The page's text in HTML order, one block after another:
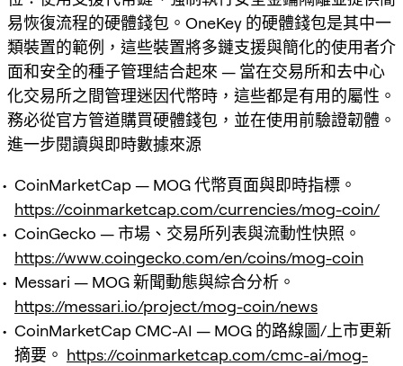
易恢復流程的硬體錢包。OneKey 的硬體錢包是其中一
類裝置的範例，這些裝置將多鏈支援與簡化的使用者介
面和安全的種子管理結合起來 — 當在交易所和去中心
化交易所之間管理迷因代幣時，這些都是有用的屬性。
務必從官方管道購買硬體錢包，並在使用前驗證韌體。
進一步閱讀與即時數據來源
CoinMarketCap — MOG 代幣頁面與即時指標。
https://coinmarketcap.com/currencies/mog-coin/
CoinGecko — 市場、交易所列表與流動性快照。
https://www.coingecko.com/en/coins/mog-coin
Messari — MOG 新聞動態與綜合分析。
https://messari.io/project/mog-coin/news
CoinMarketCap CMC-AI — MOG 的路線圖/上市更新
摘要。 https://coinmarketcap.com/cmc-ai/mog-